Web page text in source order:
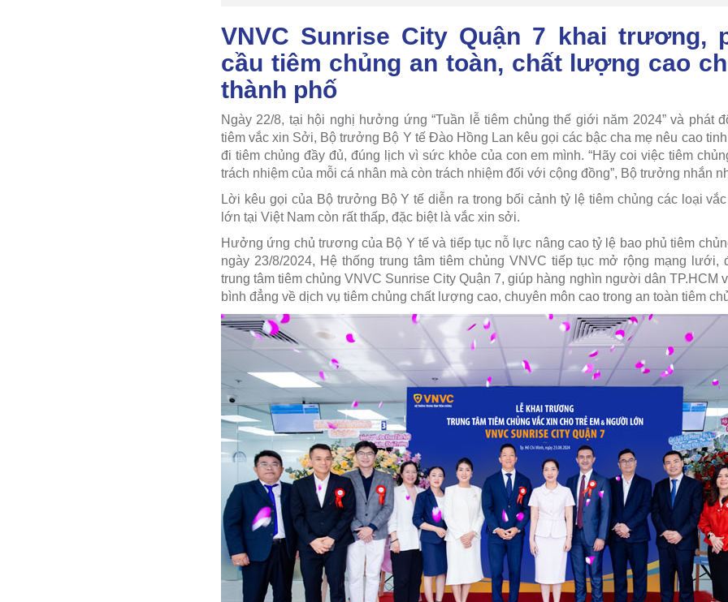
VNVC Sunrise City Quận 7 khai trương,
cầu tiêm chủng an toàn, chất lượng cao
thành phố
Ngày 22/8, tại hội nghị hưởng ứng “Tuần lễ tiêm chủng thế giới năm 2024” và phát
tiêm vắc xin Sởi, Bộ trưởng Bộ Y tế Đào Hồng Lan kêu gọi các bậc cha mẹ nêu cao
đi tiêm chủng đầy đủ, đúng lịch vì sức khỏe của con em mình. “Hãy coi việc tiêm
trách nhiệm của mỗi cá nhân mà còn trách nhiệm đối với cộng đồng”, Bộ trưởng nhắn
Lời kêu gọi của Bộ trưởng Bộ Y tế diễn ra trong bối cảnh tỷ lệ tiêm chủng các loại
lớn tại Việt Nam còn rất thấp, đặc biệt là vắc xin sởi.
Hưởng ứng chủ trương của Bộ Y tế và tiếp tục nỗ lực nâng cao tỷ lệ bao phủ tiêm
ngày 23/8/2024, Hệ thống trung tâm tiêm chủng VNVC tiếp tục mở rộng mạng lưới,
trung tâm tiêm chủng VNVC Sunrise City Quận 7, giúp hàng nghìn người dân TP.HCM
bình đẳng về dịch vụ tiêm chủng chất lượng cao, chuyên môn cao trong an toàn tiêm